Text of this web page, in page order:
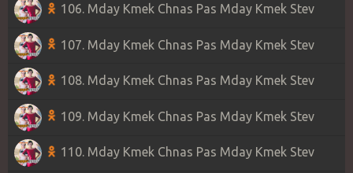
106. Mday Kmek Chnas Pas Mday Kmek Stev
107. Mday Kmek Chnas Pas Mday Kmek Stev
108. Mday Kmek Chnas Pas Mday Kmek Stev
109. Mday Kmek Chnas Pas Mday Kmek Stev
110. Mday Kmek Chnas Pas Mday Kmek Stev